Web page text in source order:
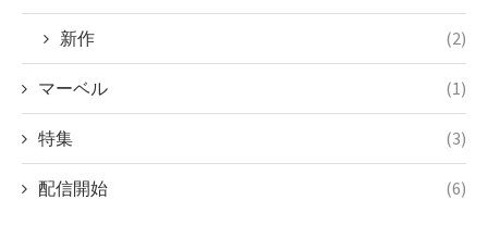
新作 (2)
マーベル (1)
特集 (3)
配信開始 (6)